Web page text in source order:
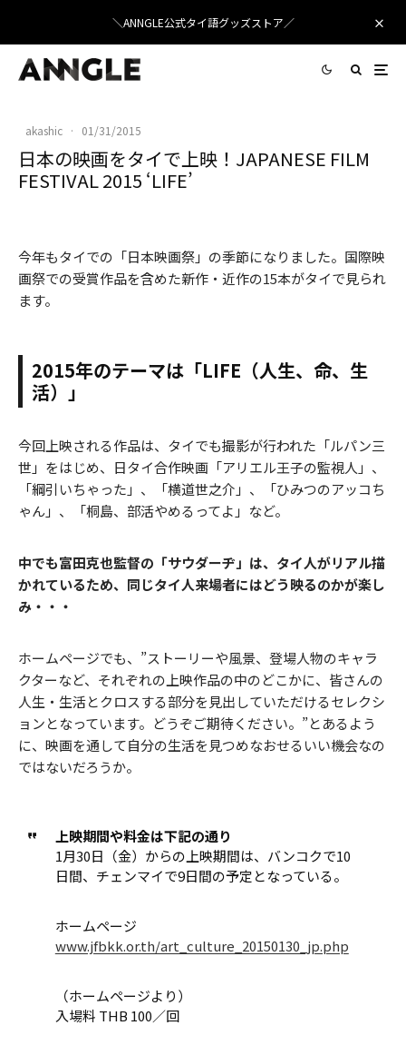
＼ANNGLE公式タイ語グッズストア／
akashic · 01/31/2015
日本の映画をタイで上映！JAPANESE FILM
FESTIVAL 2015 ‘LIFE’
今年もタイでの「日本映画祭」の季節になりました。国際映
画祭での受賞作品を含めた新作・近作の15本がタイで見られ
ます。
2015年のテーマは「LIFE（人生、命、生
活）」
今回上映される作品は、タイでも撮影が行われた「ルパン三
世」をはじめ、日タイ合作映画「アリエル王子の監視人」、
「綱引いちゃった」、「横道世之介」、「ひみつのアッコち
ゃん」、「桐島、部活やめるってよ」など。
中でも富田克也監督の「サウダーヂ」は、タイ人がリアル描
かれているため、同じタイ人来場者にはどう映るのかが楽し
み・・・
ホームページでも、”ストーリーや風景、登場人物のキャラ
クターなど、それぞれの上映作品の中のどこかに、皆さんの
人生・生活とクロスする部分を見出していただけるセレクシ
ョンとなっています。どうぞご期待ください。”とあるよう
に、映画を通して自分の生活を見つめなおせるいい機会なの
ではないだろうか。
上映期間や料金は下記の通り
1月30日（金）からの上映期間は、バンコクで10
日間、チェンマイで9日間の予定となっている。
ホームページ
www.jfbkk.or.th/art_culture_20150130_jp.php
（ホームページより）
入場料 THB 100／回